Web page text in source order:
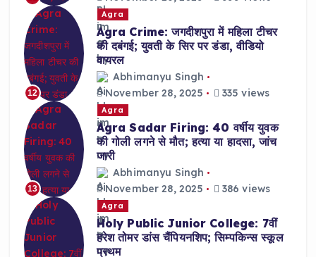
12
Agra
Agra Crime: जगदीशपुरा में महिला टीचर
की दबंगई; युवती के सिर पर डंडा, वीडियो
वायरल
Abhimanyu Singh
November 28, 2025
335 views
13
Agra
Agra Sadar Firing: 40 वर्षीय युवक
की गोली लगने से मौत; हत्या या हादसा, जांच
जारी
Abhimanyu Singh
November 28, 2025
386 views
Agra
Holy Public Junior College: 7वीं
हरेश तोमर डांस चैंपियनशिप; सिम्पकिन्स स्कूल
प्रथम